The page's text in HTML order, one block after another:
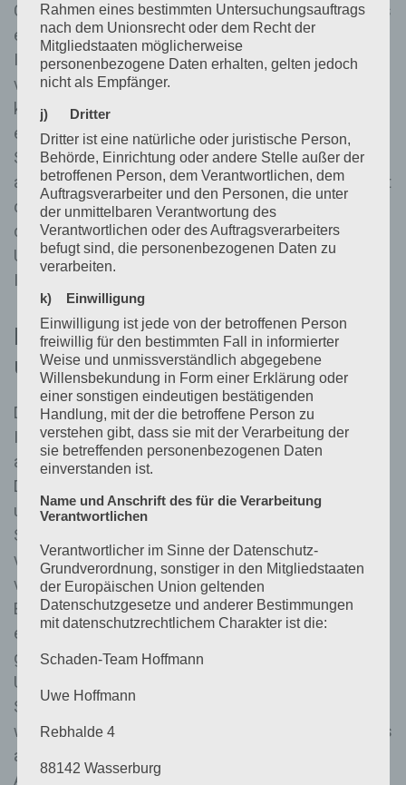
Cookies durch unsere Internetseite jederzeit mittels
einer entsprechenden Einstellung des genutzten
Internetbrowsers verhindern und damit der Setzung
von Cookies dauerhaft widersprechen. Ferner
können bereits gesetzte Cookies jederzeit über
einen Internetbrowser oder andere
Softwareprogramme gelöscht werden. Dies ist in
allen gängigen Internetbrowsern möglich. Deaktiviert
die betroffene Person die Setzung von Cookies in
dem genutzten Internetbrowser, sind unter
Umständen nicht alle Funktionen unserer
Internetseite vollumfänglich nutzbar.
Erfassung von allgemeinen Daten
und Informationen
Die Internetseite erfasst mit jedem Aufruf der
Internetseite durch eine betroffene Person oder ein
automatisiertes System eine Reihe von allgemeinen
Daten und Informationen. Diese allgemeinen Daten
und Informationen werden in den Logfiles des
Servers gespeichert. Erfasst werden können die (1)
verwendeten Browsertypen und Versionen, (2) das
vom zugreifenden System verwendete
Betriebssystem, (3) die Internetseite, von welcher
ein zugreifendes System auf unsere Internetseite
gelangt (sogenannte Referrer), (4) die
Unterwebseiten, welche über ein zugreifendes
System auf unserer Internetseite angesteuert
werden, (5) das Datum und die Uhrzeit eines Zugriffs
auf die Internetseite, (6) eine Internet-Protokoll-
Adresse (IP-Adresse), (7) der Internet-Service-
Rahmen eines bestimmten Untersuchungsauftrags
nach dem Unionsrecht oder dem Recht der
Mitgliedstaaten möglicherweise
personenbezogene Daten erhalten, gelten jedoch
nicht als Empfänger.
j) Dritter
Dritter ist eine natürliche oder juristische Person,
Behörde, Einrichtung oder andere Stelle außer der
betroffenen Person, dem Verantwortlichen, dem
Auftragsverarbeiter und den Personen, die unter
der unmittelbaren Verantwortung des
Verantwortlichen oder des Auftragsverarbeiters
befugt sind, die personenbezogenen Daten zu
verarbeiten.
k) Einwilligung
Einwilligung ist jede von der betroffenen Person
freiwillig für den bestimmten Fall in informierter
Weise und unmissverständlich abgegebene
Willensbekundung in Form einer Erklärung oder
einer sonstigen eindeutigen bestätigenden
Handlung, mit der die betroffene Person zu
verstehen gibt, dass sie mit der Verarbeitung der
sie betreffenden personenbezogenen Daten
einverstanden ist.
Name und Anschrift des für die Verarbeitung
Verantwortlichen
Verantwortlicher im Sinne der Datenschutz-
Grundverordnung, sonstiger in den Mitgliedstaaten
der Europäischen Union geltenden
Datenschutzgesetze und anderer Bestimmungen
mit datenschutzrechtlichem Charakter ist die:
Schaden-Team Hoffmann
Uwe Hoffmann
Rebhalde 4
88142 Wasserburg